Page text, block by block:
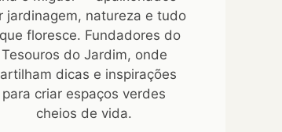
jardinagem, natureza e tudo
floresce. Fundadores do
Tesouros do Jardim, onde
dicas e inspirações
para criar espaços verdes
cheios de vida.